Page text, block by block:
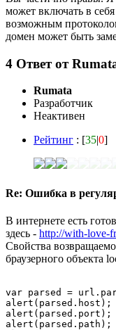
может включать в
возможным
домен может быть
4 Ответ от
Rumata
Разработчик
Неактивен
Рейтинг : [35|0]
Re: Ошибка в
В интернете есть
здесь - http://with-love-
Свойства
браузерного объекта
var parsed =
alert(parsed.host);
alert(parsed.port);
alert(parsed.path);